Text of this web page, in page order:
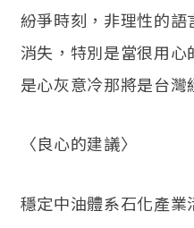
紛爭時刻，非理性的
消失，特別是當很用
是心灰意冷那將是台灣
〈良心的建議〉
穩定中油體系石化產業